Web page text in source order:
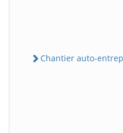
Chantier auto-